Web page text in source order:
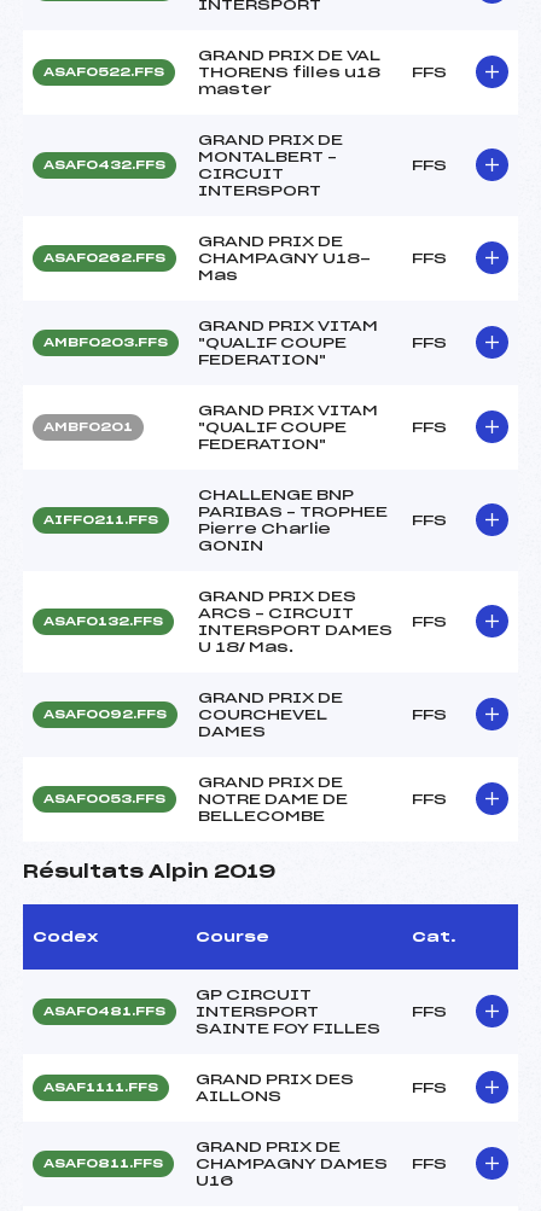
INTERSPORT
ASAF0522.FFS
GRAND PRIX DE VAL
THORENS filles u18
master
FFS
ASAF0432.FFS
GRAND PRIX DE
MONTALBERT –
CIRCUIT
INTERSPORT
FFS
ASAF0262.FFS
GRAND PRIX DE
CHAMPAGNY U18-
Mas
FFS
AMBF0203.FFS
GRAND PRIX VITAM
"QUALIF COUPE
FEDERATION"
FFS
AMBF0201
GRAND PRIX VITAM
"QUALIF COUPE
FEDERATION"
FFS
AIFF0211.FFS
CHALLENGE BNP
PARIBAS – TROPHEE
Pierre Charlie
GONIN
FFS
ASAF0132.FFS
GRAND PRIX DES
ARCS – CIRCUIT
INTERSPORT DAMES
U 18/ Mas.
FFS
ASAF0092.FFS
GRAND PRIX DE
COURCHEVEL
DAMES
FFS
ASAF0053.FFS
GRAND PRIX DE
NOTRE DAME DE
BELLECOMBE
FFS
Résultats Alpin 2019
Codex Course Cat.
ASAF0481.FFS
GP CIRCUIT
INTERSPORT
SAINTE FOY FILLES
FFS
ASAF1111.FFS
GRAND PRIX DES
AILLONS
FFS
ASAF0811.FFS
GRAND PRIX DE
CHAMPAGNY DAMES
U16
FFS